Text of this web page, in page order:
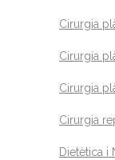
Cirurgia
Cirurgía
Cirurgia
Cirurgia
Dietètica i